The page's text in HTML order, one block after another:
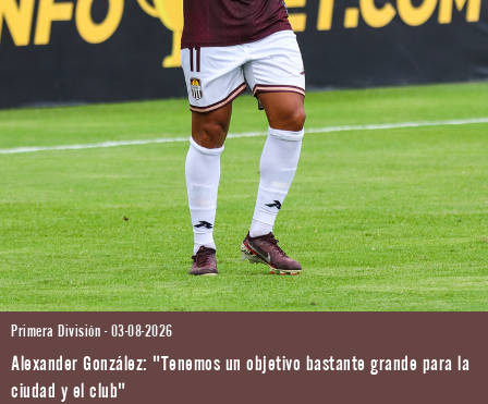
Primera División - 03-08-2026
Alexander González: "Tenemos un objetivo bastante grande para la
ciudad y el club"